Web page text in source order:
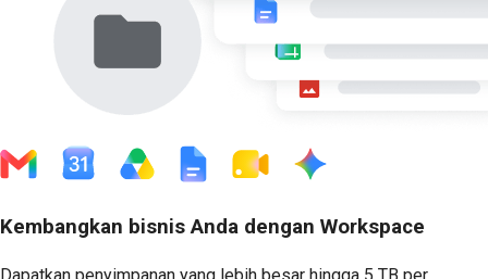
Kembangkan bisnis Anda dengan Workspace